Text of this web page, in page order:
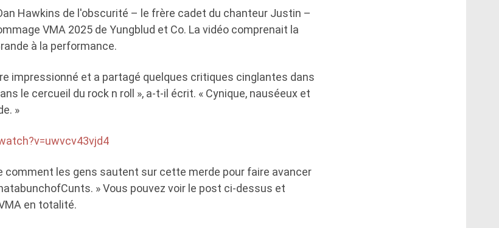
Hawkins de l'obscurité – le frère cadet du chanteur Justin –
VMA 2025 de Yungblud et Co. La vidéo comprenait la
à la performance.
impressionné et a partagé quelques critiques cinglantes dans
le cercueil du rock n roll », a-t-il écrit. « Cynique, nauséeux et
»
comment les gens sautent sur cette merde pour faire avancer
» Vous pouvez voir le post ci-dessus et
en totalité.